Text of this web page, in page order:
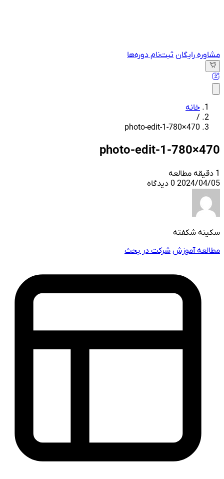
مشاوره رایگان ثبت‌نام دوره‌ها
خانه
/
photo-edit-1-780×470
photo-edit-1-780×470
2024/04/05 0 دیدگاه
سکینه شکفته
مطالعه آموزش شرکت در بحث